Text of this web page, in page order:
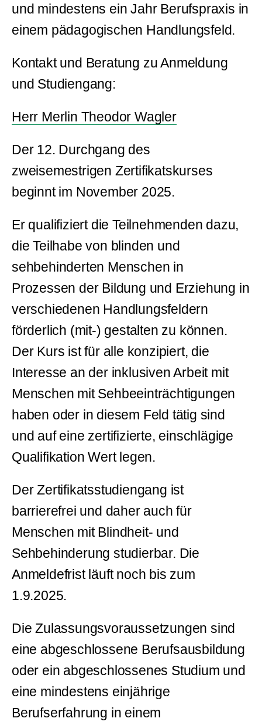
und mindestens ein Jahr Berufspraxis in
einem pädagogischen Handlungsfeld.
Kontakt und Beratung zu Anmeldung
und Studiengang:
Herr Merlin Theodor Wagler
Der 12. Durchgang des
zweisemestrigen Zertifikatskurses
beginnt im November 2025.
Er qualifiziert die Teilnehmenden dazu,
die Teilhabe von blinden und
sehbehinderten Menschen in
Prozessen der Bildung und Erziehung in
verschiedenen Handlungsfeldern
förderlich (mit-) gestalten zu können.
Der Kurs ist für alle konzipiert, die
Interesse an der inklusiven Arbeit mit
Menschen mit Sehbeeinträchtigungen
haben oder in diesem Feld tätig sind
und auf eine zertifizierte, einschlägige
Qualifikation Wert legen.
Der Zertifikatsstudiengang ist
barrierefrei und daher auch für
Menschen mit Blindheit- und
Sehbehinderung studierbar. Die
Anmeldefrist läuft noch bis zum
1.9.2025.
Die Zulassungsvoraussetzungen sind
eine abgeschlossene Berufsausbildung
oder ein abgeschlossenes Studium und
eine mindestens einjährige
Berufserfahrung in einem